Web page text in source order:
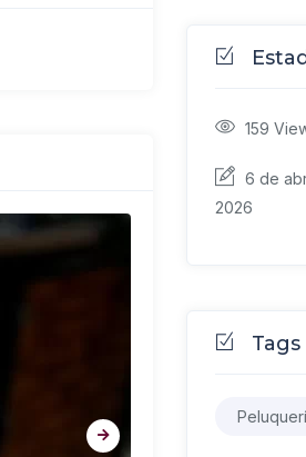
159
6 de
2026
Tags